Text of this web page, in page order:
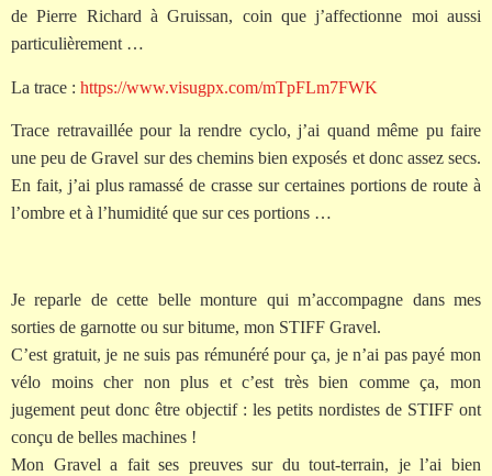
de Pierre Richard à Gruissan, coin que j’affectionne moi aussi
particulièrement …
La trace : https://www.visugpx.com/mTpFLm7FWK
Trace retravaillée pour la rendre cyclo, j’ai quand même pu faire
une peu de Gravel sur des chemins bien exposés et donc assez secs.
En fait, j’ai plus ramassé de crasse sur certaines portions de route à
l’ombre et à l’humidité que sur ces portions …
Je reparle de cette belle monture qui m’accompagne dans mes
sorties de garnotte ou sur bitume, mon STIFF Gravel.
C’est gratuit, je ne suis pas rémunéré pour ça, je n’ai pas payé mon
vélo moins cher non plus et c’est très bien comme ça, mon
jugement peut donc être objectif : les petits nordistes de STIFF ont
conçu de belles machines !
Mon Gravel a fait ses preuves sur du tout-terrain, je l’ai bien